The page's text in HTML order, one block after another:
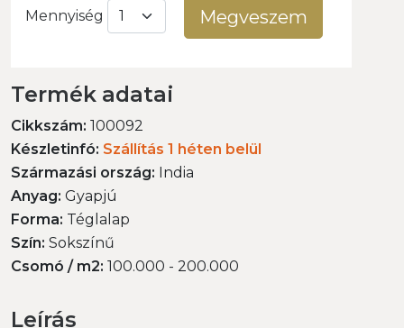
Mennyiség Megveszem
Termék adatai
Cikkszám: 100092
Készletinfó: Szállítás 1 héten belül
Származási ország: India
Anyag: Gyapjú
Forma: Téglalap
Szín: Sokszínű
Csomó / m2: 100.000 - 200.000
Leírás